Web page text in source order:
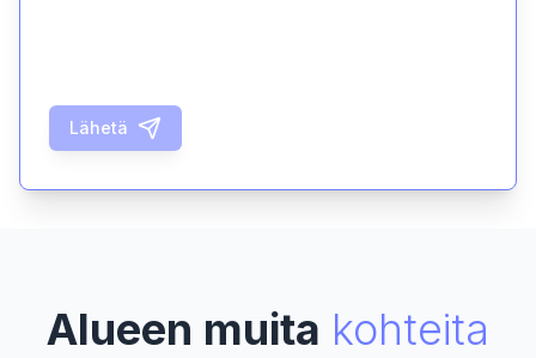
Lähetä
Alueen muita kohteita